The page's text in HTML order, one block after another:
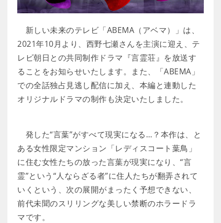
新しい未来のテレビ「ABEMA（アベマ）」は、
2021年10月より、西野七瀬さんを主演に迎え、テ
レビ朝日との共同制作ドラマ『言霊荘』を放送す
ることをお知らせいたします。また、「ABEMA」
での全話独占見逃し配信に加え、本編と連動した
オリジナルドラマの制作も決定いたしました。
発した“言葉”がすべて現実になる…？本作は、と
ある女性限定マンション「レディスコート葉鳥」
に住む女性たちの放った言葉が現実になり、“言
霊”という“人ならざる者”に住人たちが翻弄されて
いくという、次の展開がまったく予想できない、
前代未聞のスリリングな美しい禁断のホラードラ
マです。